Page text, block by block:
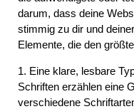
darum, dass deine
stimmig zu dir und
Elemente, die den
1. Eine klare, lesbare
Schriften erzählen eine
verschiedene